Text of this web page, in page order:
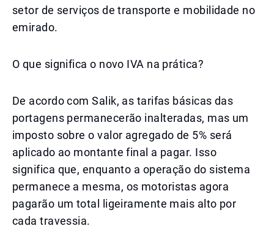
setor de serviços de transporte e mobilidade no
emirado.
O que significa o novo IVA na prática?
De acordo com Salik, as tarifas básicas das
portagens permanecerão inalteradas, mas um
imposto sobre o valor agregado de 5% será
aplicado ao montante final a pagar. Isso
significa que, enquanto a operação do sistema
permanece a mesma, os motoristas agora
pagarão um total ligeiramente mais alto por
cada travessia.